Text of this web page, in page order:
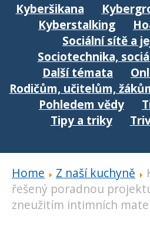
Kyberšikana
Kyberstalking
Sociální sítě a
Sociotechnika,
Další témata
Rodičům, učitelům,
Pohledem vědy
Tipy a triky
Home Z naší kuchyně
řešený poradnou
zneužitím intimních